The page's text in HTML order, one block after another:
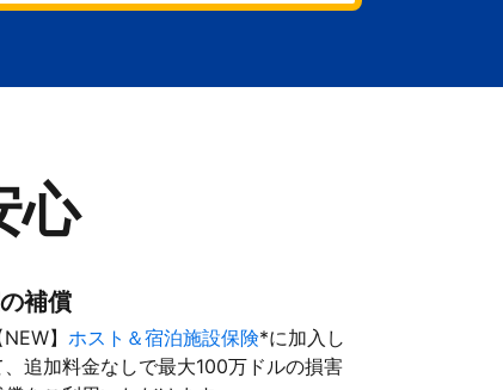
心
補償
NEW】ホスト＆宿泊施設保険*に加入し
、追加料金なしで最大100万ドルの損害